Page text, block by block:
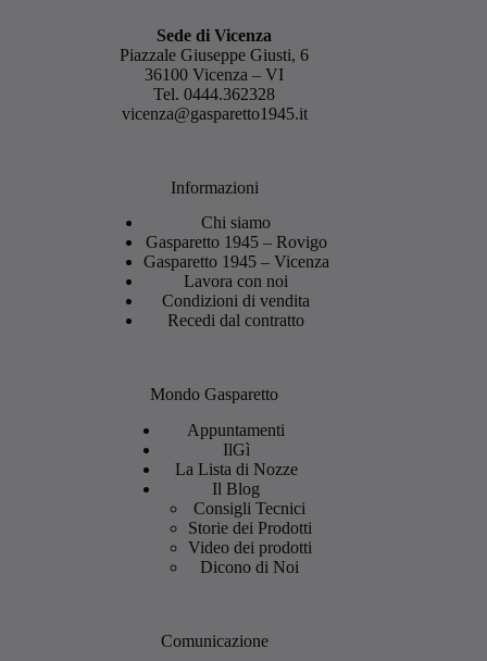
Sede di Vicenza
Piazzale Giuseppe Giusti, 6
36100 Vicenza – VI
Tel.0444.362328
vicenza@gasparetto1945.it
Informazioni
Chi siamo
Gasparetto 1945 – Rovigo
Gasparetto 1945 – Vicenza
Lavora con noi
Condizioni di vendita
Recedi dal contratto
Mondo Gasparetto
Appuntamenti
IlGì
La Lista di Nozze
Il Blog
Consigli Tecnici
Storie dei Prodotti
Video dei prodotti
Dicono di Noi
Comunicazione